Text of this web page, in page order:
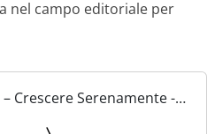
nel campo editoriale per
Crescere Serenamente -
Versione Italiana,